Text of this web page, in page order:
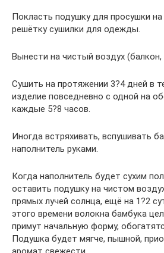
Покласть подушку для просушки
решётку сушилки для одежды.
Вынести на чистый воздух
Сушить на протяжении 3?4 дней в
изделие повседневно с одной на
каждые 5?8 часов.
Иногда встряхивать, вспушивать
наполнитель руками.
Когда наполнитель будет сухим
оставить подушку на чистом
прямых лучей солнца, ещё на 1?2
этого времени волокна бамбука
примут начальную форму,
Подушка будет мягче, пышной,